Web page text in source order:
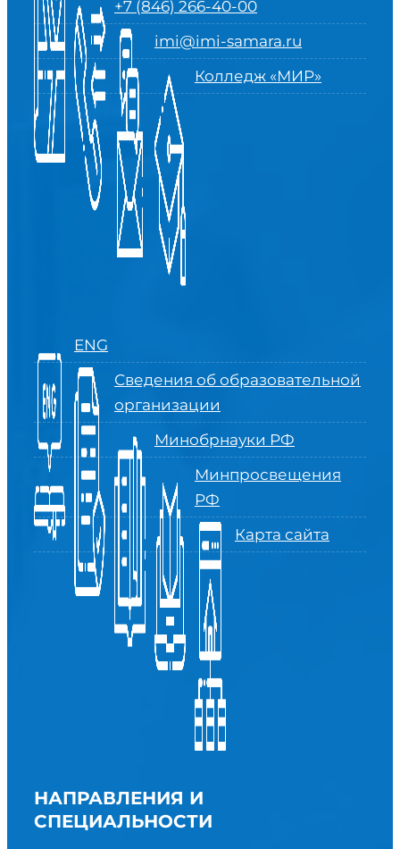
+7 (846) 266-40-00
imi@imi-samara.ru
Колледж «МИР»
ENG
Сведения об образовательной
организации
Минобрнауки РФ
Минпросвещения
РФ
Карта сайта
НАПРАВЛЕНИЯ И
СПЕЦИАЛЬНОСТИ